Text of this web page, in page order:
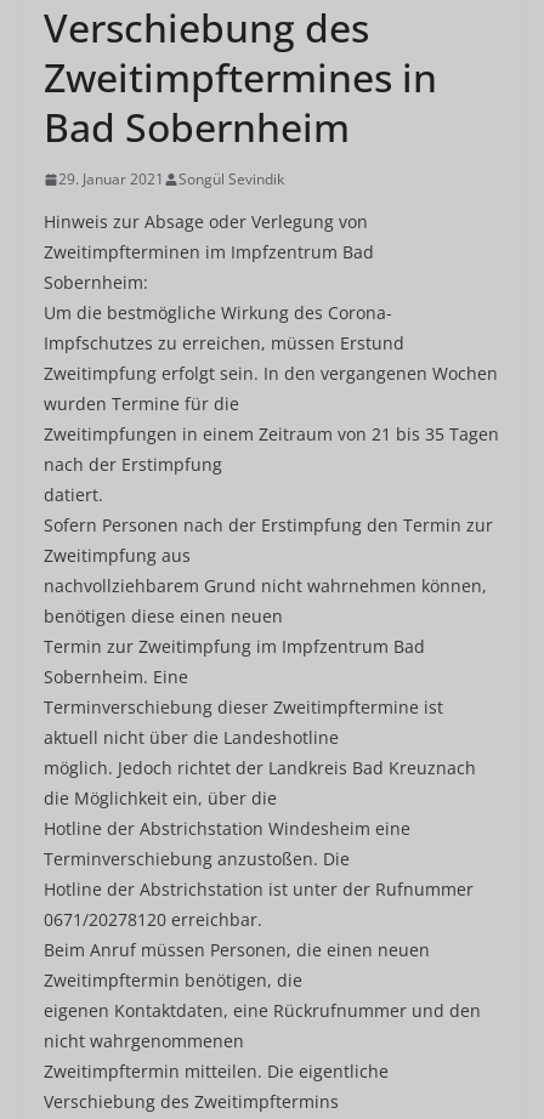
Verschiebung des
Zweitimpftermines in
Bad Sobernheim
29. Januar 2021 Songül Sevindik
Hinweis zur Absage oder Verlegung von
Zweitimpfterminen im Impfzentrum Bad
Sobernheim:
Um die bestmögliche Wirkung des Corona-
Impfschutzes zu erreichen, müssen Erstund
Zweitimpfung erfolgt sein. In den vergangenen Wochen
wurden Termine für die
Zweitimpfungen in einem Zeitraum von 21 bis 35 Tagen
nach der Erstimpfung
datiert.
Sofern Personen nach der Erstimpfung den Termin zur
Zweitimpfung aus
nachvollziehbarem Grund nicht wahrnehmen können,
benötigen diese einen neuen
Termin zur Zweitimpfung im Impfzentrum Bad
Sobernheim. Eine
Terminverschiebung dieser Zweitimpftermine ist
aktuell nicht über die Landeshotline
möglich. Jedoch richtet der Landkreis Bad Kreuznach
die Möglichkeit ein, über die
Hotline der Abstrichstation Windesheim eine
Terminverschiebung anzustoßen. Die
Hotline der Abstrichstation ist unter der Rufnummer
0671/20278120 erreichbar.
Beim Anruf müssen Personen, die einen neuen
Zweitimpftermin benötigen, die
eigenen Kontaktdaten, eine Rückrufnummer und den
nicht wahrgenommenen
Zweitimpftermin mitteilen. Die eigentliche
Verschiebung des Zweitimpftermins